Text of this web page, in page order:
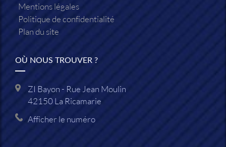
Mentions légales
Politique de confidentialité
Plan du site
OÙ NOUS TROUVER ?
ZI Bayon - Rue Jean Moulin
42150La Ricamarie
Afficher le numéro